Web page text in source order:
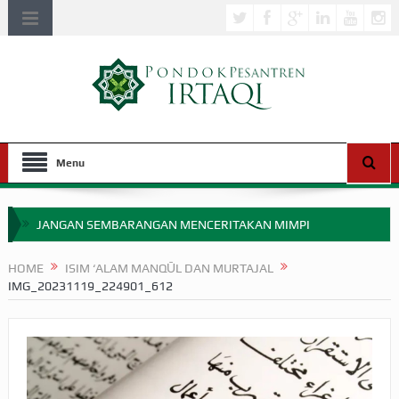
Menu
JANGAN SEMBARANGAN MENCERITAKAN MIMPI
MIMPI YANG DIABAIKAN MENJELANG PERANG BADAR
SEBELUM TIBA SAAT WAJIB?
HAKIKAT NIKMAT DI DUNIA!
HOME
ISIM ‘ALAM MANQŪL DAN MURTAJAL
IMG_20231119_224901_612